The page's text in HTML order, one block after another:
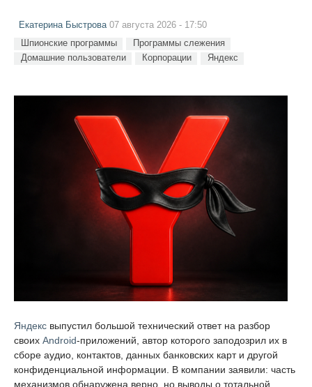
Екатерина Быстрова 07 августа 2026 - 17:50
Шпионские программы
Программы слежения
Домашние пользователи
Корпорации Яндекс
Яндекс выпустил большой технический ответ на разбор
своих Android-приложений, автор которого заподозрил их в
сборе аудио, контактов, данных банковских карт и другой
конфиденциальной информации. В компании заявили: часть
механизмов обнаружена верно, но выводы о тотальной